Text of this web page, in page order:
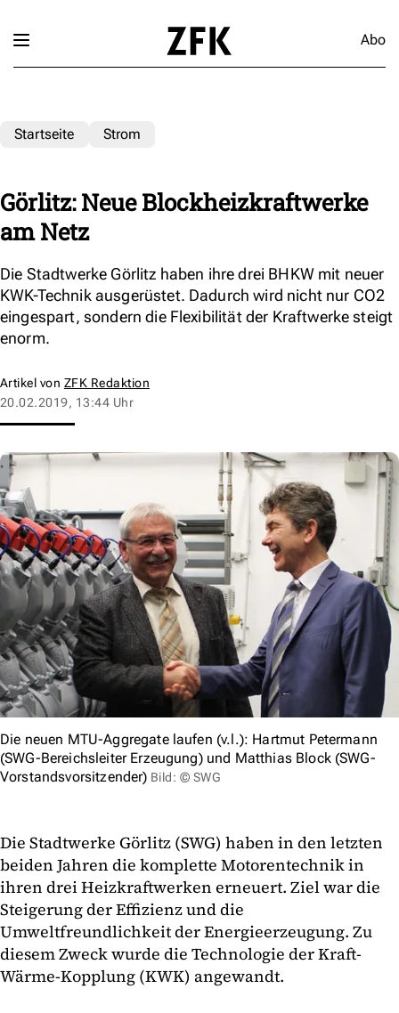
Abo
Startseite Strom
Görlitz: Neue Blockheizkraftwerke
am Netz
Die Stadtwerke Görlitz haben ihre drei BHKW mit neuer
KWK-Technik ausgerüstet. Dadurch wird nicht nur CO2
eingespart, sondern die Flexibilität der Kraftwerke steigt
enorm.
Artikel von ZFK Redaktion
20.02.2019, 13:44 Uhr
Die neuen MTU-Aggregate laufen (v.l.): Hartmut Petermann
(SWG-Bereichsleiter Erzeugung) und Matthias Block (SWG-
Vorstandsvorsitzender) Bild: © SWG
Die Stadtwerke Görlitz (SWG) haben in den letzten
beiden Jahren die komplette Motorentechnik in
ihren drei Heizkraftwerken erneuert. Ziel war die
Steigerung der Effizienz und die
Umweltfreundlichkeit der Energieerzeugung. Zu
diesem Zweck wurde die Technologie der Kraft-
Wärme-Kopplung (KWK) angewandt.